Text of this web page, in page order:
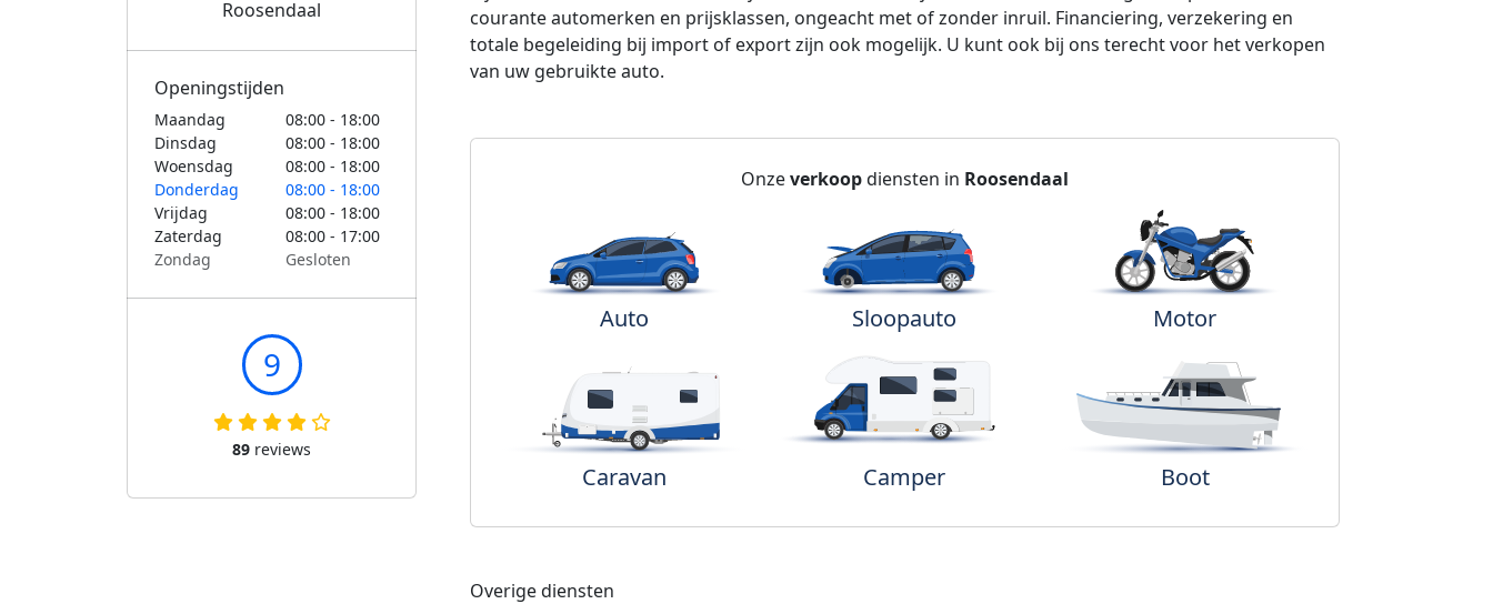
Roosendaal
Openingstijden
Maandag
08:00 - 18:00
Dinsdag
08:00 - 18:00
Woensdag
08:00 - 18:00
Donderdag
08:00 - 18:00
Vrijdag
08:00 - 18:00
Zaterdag
08:00 - 17:00
Zondag
Gesloten
9
89 reviews
courante automerken en prijsklassen, ongeacht met of zonder inruil. Financiering, verzekering en
totale begeleiding bij import of export zijn ook mogelijk. U kunt ook bij ons terecht voor het verkopen
van uw gebruikte auto.
Onzeverkoopdiensten in Roosendaal
Auto Sloopauto Motor
Caravan Camper Boot
Overige diensten